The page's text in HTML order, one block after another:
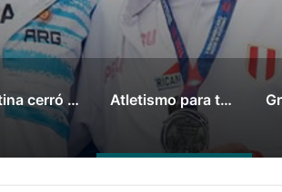
Argentina cerró el Iberoamericano de Atletismo con 12 medallas en Lima Atletismo para todas la edades en el Iberoamericano Máster de Lima